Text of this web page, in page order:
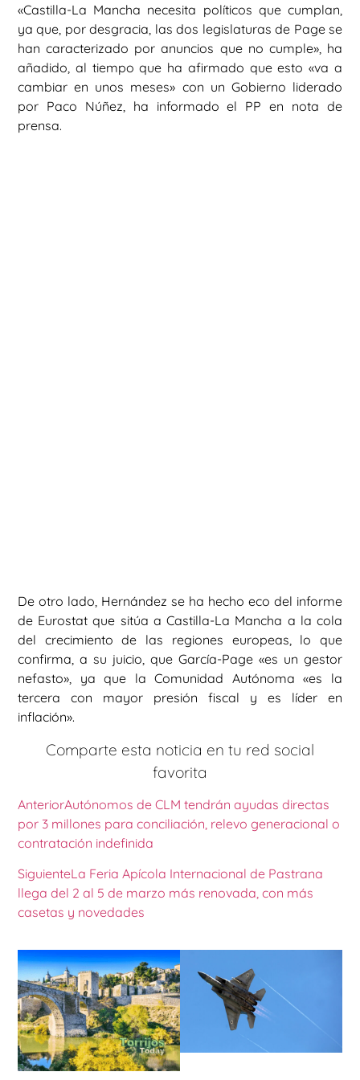
«Castilla-La Mancha necesita políticos que cumplan,
ya que, por desgracia, las dos legislaturas de Page se
han caracterizado por anuncios que no cumple», ha
añadido, al tiempo que ha afirmado que esto «va a
cambiar en unos meses» con un Gobierno liderado
por Paco Núñez, ha informado el PP en nota de
prensa.
De otro lado, Hernández se ha hecho eco del informe
de Eurostat que sitúa a Castilla-La Mancha a la cola
del crecimiento de las regiones europeas, lo que
confirma, a su juicio, que García-Page «es un gestor
nefasto», ya que la Comunidad Autónoma «es la
tercera con mayor presión fiscal y es líder en
inflación».
Comparte esta noticia en tu red social
favorita
AnteriorAutónomos de CLM tendrán ayudas directas
por 3 millones para conciliación, relevo generacional o
contratación indefinida
SiguienteLa Feria Apícola Internacional de Pastrana
llega del 2 al 5 de marzo más renovada, con más
casetas y novedades